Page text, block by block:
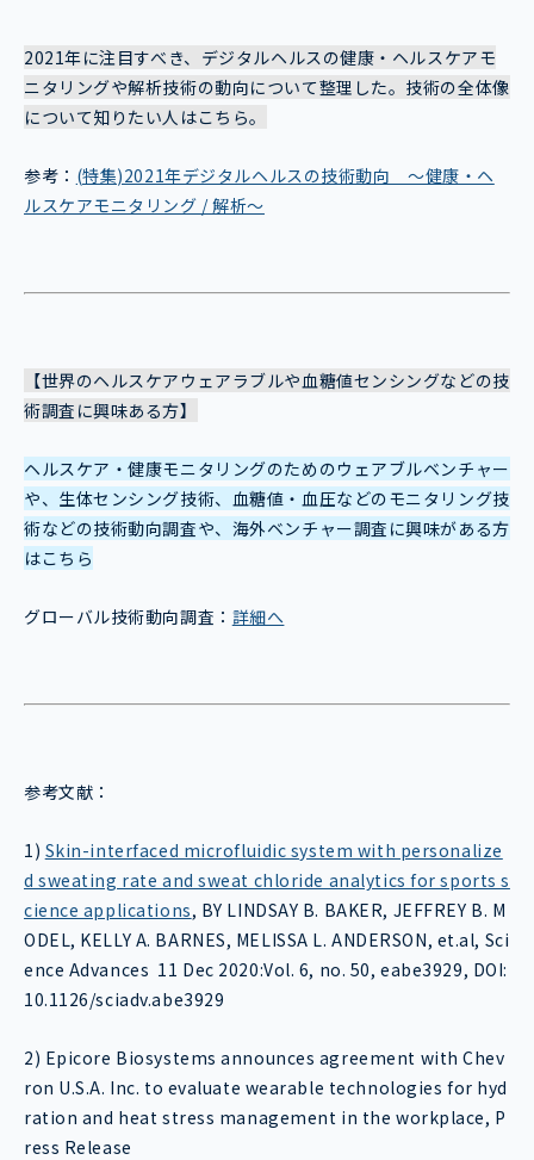
2021年に注目すべき、デジタルヘルスの健康・ヘルスケアモ
ニタリングや解析技術の動向について整理した。技術の全体像
について知りたい人はこちら。
参考： (特集)2021年デジタルヘルスの技術動向 ～健康・ヘ
ルスケアモニタリング / 解析～
【世界のヘルスケアウェアラブルや血糖値センシングなどの技
術調査に興味ある方】
ヘルスケア・健康モニタリングのためのウェアブルベンチャー
や、生体センシング技術、血糖値・血圧などのモニタリング技
術などの技術動向調査や、海外ベンチャー調査に興味がある方
はこちら
グローバル技術動向調査： 詳細へ
参考文献：
1) Skin-interfaced microfluidic system with personalize
d sweating rate and sweat chloride analytics for sports s
cience applications, BY LINDSAY B. BAKER, JEFFREY B. M
ODEL, KELLY A. BARNES, MELISSA L. ANDERSON, et.al, Sci
ence Advances 11 Dec 2020:Vol. 6, no. 50, eabe3929, DOI:
10.1126/sciadv.abe3929
2) Epicore Biosystems announces agreement with Chev
ron U.S.A. Inc. to evaluate wearable technologies for hyd
ration and heat stress management in the workplace, P
ress Release